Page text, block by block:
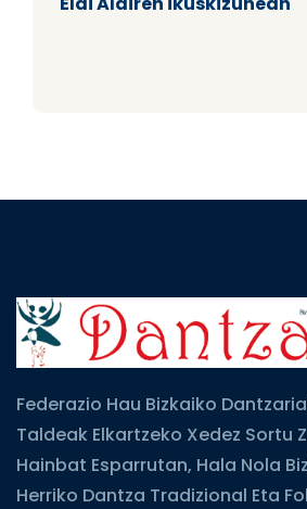
Federazio Hau Bizkaiko
Taldeak Elkartzeko Xedez Sortu
Hainbat Esparrutan, Hala Nola
Herriko Dantza Tradizional Eta